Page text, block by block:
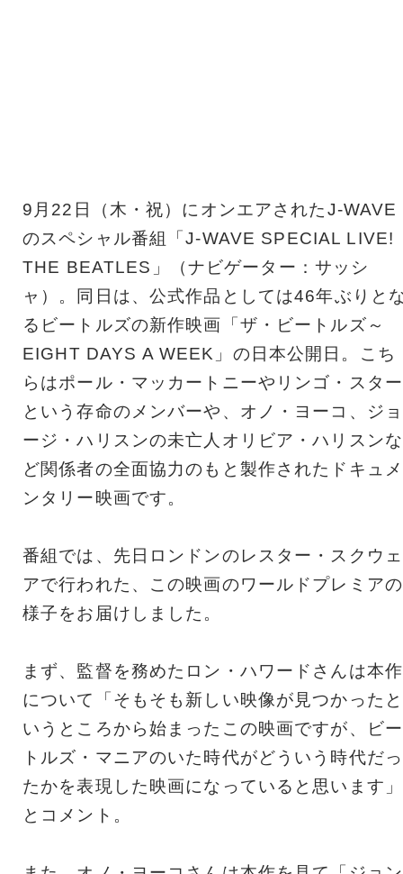
9月22日（木・祝）にオンエアされたJ-WAVE
のスペシャル番組「J-WAVE SPECIAL LIVE!
THE BEATLES」（ナビゲーター：サッシ
ャ）。同日は、公式作品としては46年ぶりと
るビートルズの新作映画「ザ・ビートルズ～
EIGHT DAYS A WEEK」の日本公開日。こち
らはポール・マッカートニーやリンゴ・スター
という存命のメンバーや、オノ・ヨーコ、ジョ
ージ・ハリスンの未亡人オリビア・ハリスンな
ど関係者の全面協力のもと製作されたドキュメ
ンタリー映画です。
番組では、先日ロンドンのレスター・スクウェ
アで行われた、この映画のワールドプレミアの
様子をお届けしました。
まず、監督を務めたロン・ハワードさんは本作
について「そもそも新しい映像が見つかったと
いうところから始まったこの映画ですが、ビー
トルズ・マニアのいた時代がどういう時代だっ
たかを表現した映画になっていると思います」
とコメント。